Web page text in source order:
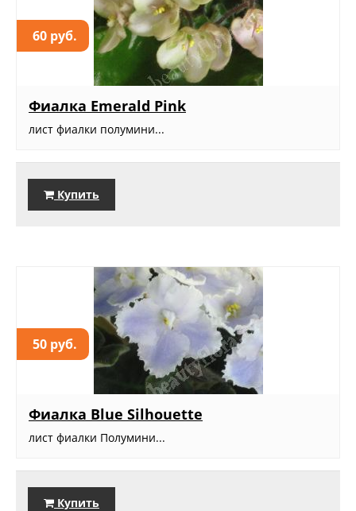
60 руб.
Фиалка Emerald Pink
лист фиалки полумини...
Купить
50 руб.
Фиалка Blue Silhouette
лист фиалки Полумини...
Купить